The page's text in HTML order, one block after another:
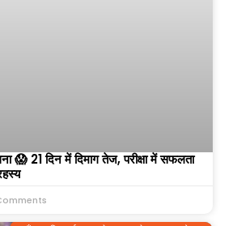
😱 21 दिन में दिमाग तेज, परीक्षा में सफलता